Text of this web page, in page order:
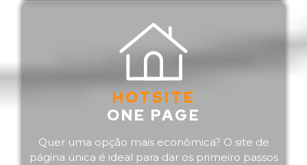
HOTSITE
ONE PAGE
Quer uma opção mais econômica? O site de
página única é ideal para dar os primeiro passos